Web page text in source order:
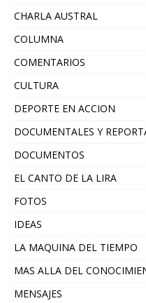
CHARLA AUSTRAL
COLUMNA
COMENTARIOS
CULTURA
DEPORTE EN ACCION
DOCUMENTALES Y
DOCUMENTOS
EL CANTO DE LA LIRA
FOTOS
IDEAS
LA MAQUINA DEL TIEMPO
MAS ALLA DEL
MENSAJES